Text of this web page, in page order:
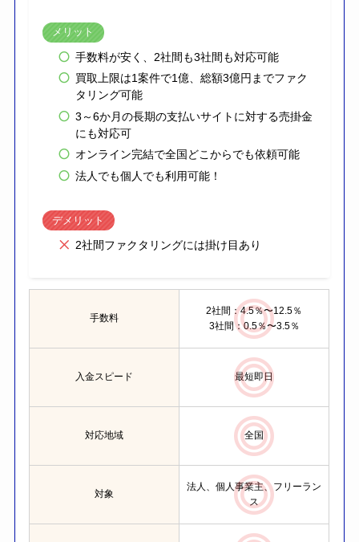
メリット
手数料が安く、2社間も3社間も対応可能
買取上限は1案件で1億、総額3億円までファク
タリング可能
3～6か月の長期の支払いサイトに対する売掛金
にも対応可
オンライン完結で全国どこからでも依頼可能
法人でも個人でも利用可能！
デメリット
2社間ファクタリングには掛け目あり
手数料
2社間：4.5％〜12.5％
3社間：0.5％〜3.5％
入金スピード 最短即日
対応地域 全国
対象
法人、個人事業主、フリーラン
ス